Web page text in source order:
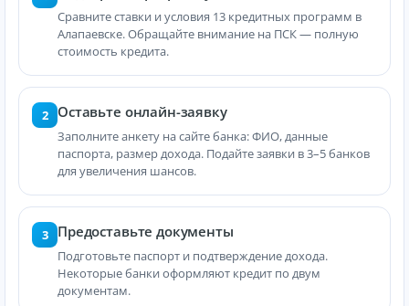
Сравните ставки и условия 13 кредитных программ в
Алапаевске. Обращайте внимание на ПСК — полную
стоимость кредита.
2 Оставьте онлайн-заявку
Заполните анкету на сайте банка: ФИО, данные
паспорта, размер дохода. Подайте заявки в 3–5 банков
для увеличения шансов.
3 Предоставьте документы
Подготовьте паспорт и подтверждение дохода.
Некоторые банки оформляют кредит по двум
документам.